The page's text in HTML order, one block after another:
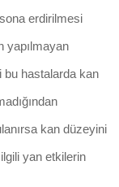
erdirilmesi
yapılmayan
hastalarda kan
kan düzeyini
yan etkilerin